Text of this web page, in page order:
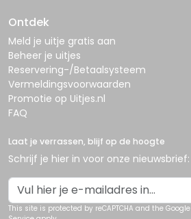
Ontdek
Meld je uitje gratis aan
Beheer je uitjes
Reservering-/Betaalsysteem
Vermeldingsvoorwaarden
Promotie op Uitjes.nl
FAQ
Laat je verrassen, blijf op de hoogte
Schrijf je hier in voor onze nieuwsbrief:
This site is protected by reCAPTCHA and the Google